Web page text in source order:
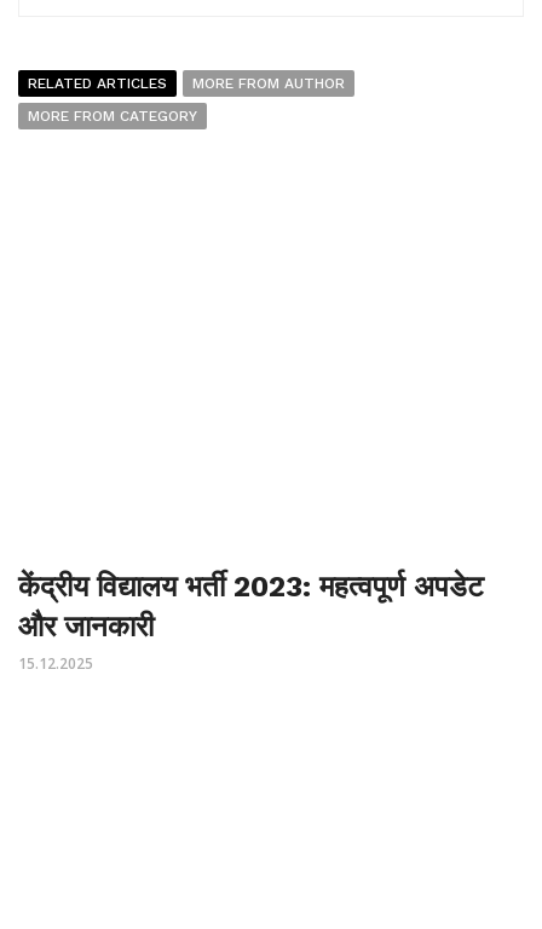
RELATED ARTICLES
MORE FROM AUTHOR
MORE FROM CATEGORY
केंद्रीय विद्यालय भर्ती 2023: महत्वपूर्ण अपडेट
और जानकारी
15.12.2025